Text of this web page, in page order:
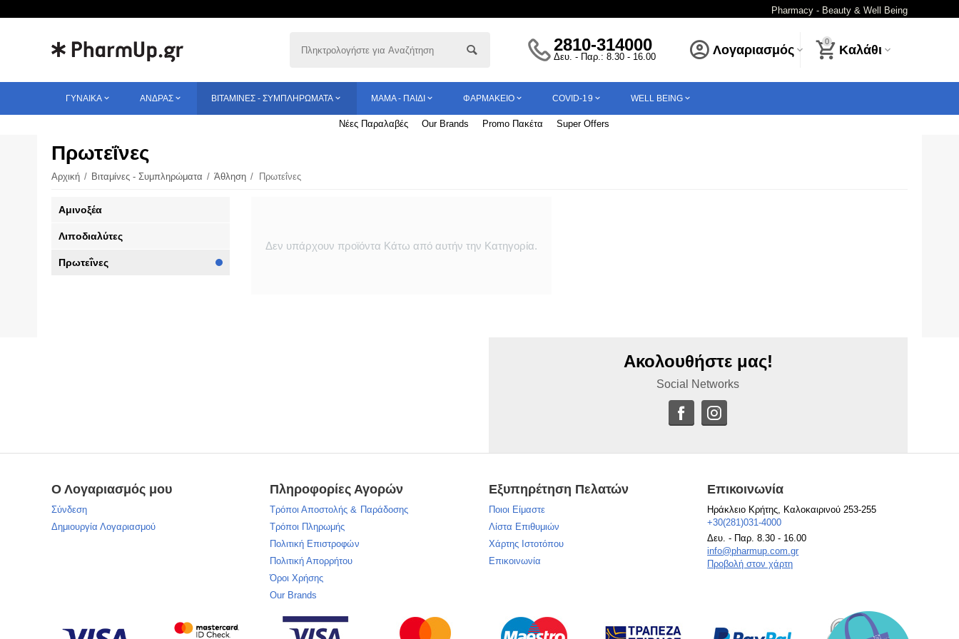
Pharmacy - Beauty & Well Being
2810-314000
Δευ. - Παρ.: 8.30 - 16.00 Λογαριασμός
0
Καλάθι
ΓΥΝΑΊΚΑ ΆΝΔΡΑΣ ΒΙΤΑΜΊΝΕΣ - ΣΥΜΠΛΗΡΏΜΑΤΑ ΜΑΜΆ - ΠΑΙΔΊ ΦΑΡΜΑΚΕΊΟ COVID-19 WELL BEING
Νέες Παραλαβές Our Brands Promo Πακέτα Super Offers
Πρωτεΐνες
Αρχική / Βιταμίνες - Συμπληρώματα / Άθληση / Πρωτεΐνες
Δεν υπάρχουν προϊόντα Κάτω από αυτήν την Κατηγορία.
Αμινοξέα
Λιποδιαλύτες
Πρωτεΐνες
Ακολουθήστε μας!
Social Networks
Ο Λογαριασμός μου
Σύνδεση
Δημιουργία Λογαριασμού
Πληροφορίες Αγορών
Τρόποι Αποστολής & Παράδοσης
Τρόποι Πληρωμής
Πολιτική Επιστροφών
Πολιτική Απορρήτου
Όροι Χρήσης
Our Brands
Εξυπηρέτηση Πελατών
Ποιοι Είμαστε
Λίστα Επιθυμιών
Χάρτης Ιστοτόπου
Επικοινωνία
Επικοινωνία
Ηράκλειο Κρήτης, Καλοκαιρινού 253-255
+30(281)031-4000
Δευ. - Παρ. 8.30 - 16.00
info@pharmup.com.gr
Προβολή στον χάρτη